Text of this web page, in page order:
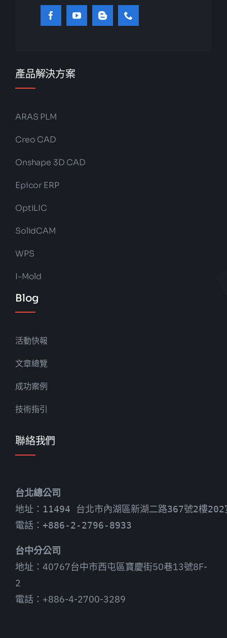
產品解決方案
ARAS PLM
Creo CAD
Onshape 3D CAD
Epicor ERP
OptiLIC
SolidCAM
WPS
I-Mold
Blog
活動快報
文章總覽
成功案例
技術指引
聯絡我們
台北總公司
地址：11494 台北市內湖區新湖二路367號2樓202
電話：+886-2-2796-8933
台中分公司
地址：40767台中市西屯區寶慶街50巷13號8F-
2
電話：+886-4-2700-3289